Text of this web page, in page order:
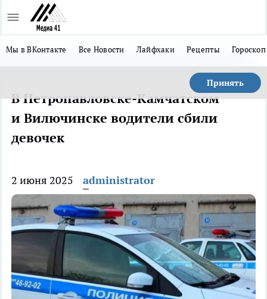
Мы в ВКонтакте Все Новости Лайфхаки Рецепты Гороскоп
Принять
В Петропавловске-Камчатском
и Вилючинске водители сбили
девочек
2 июня 2025 administrator